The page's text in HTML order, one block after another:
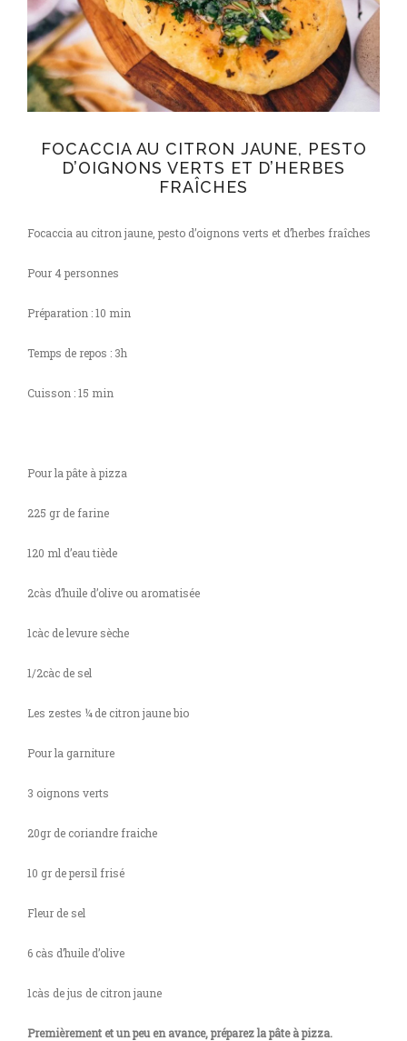
FOCACCIA AU CITRON JAUNE, PESTO
D’OIGNONS VERTS ET D’HERBES
FRAÎCHES
Focaccia au citron jaune, pesto d’oignons verts et d’herbes fraîches
Pour 4 personnes
Préparation : 10 min
Temps de repos : 3h
Cuisson : 15 min
Pour la pâte à pizza
225 gr de farine
120 ml d’eau tiède
2càs d’huile d’olive ou aromatisée
1càc de levure sèche
1/2càc de sel
Les zestes ¼ de citron jaune bio
Pour la garniture
3 oignons verts
20gr de coriandre fraiche
10 gr de persil frisé
Fleur de sel
6 càs d’huile d’olive
1càs de jus de citron jaune
Premièrement et un peu en avance, préparez la pâte à pizza.